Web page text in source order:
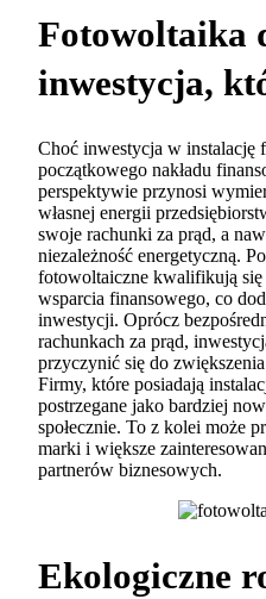
Fotowoltaika
inwestycja,
Choć inwestycja w instalację
początkowego nakładu
perspektywie przynosi
własnej energii
swoje rachunki za prąd, a
niezależność energetyczną.
fotowoltaiczne kwalifikują
wsparcia finansowego, co
inwestycji. Oprócz
rachunkach za prąd,
przyczynić się do
Firmy, które posiadają
postrzegane jako bardziej
społecznie. To z kolei może
marki i większe
partnerów biznesowych.
Ekologiczne